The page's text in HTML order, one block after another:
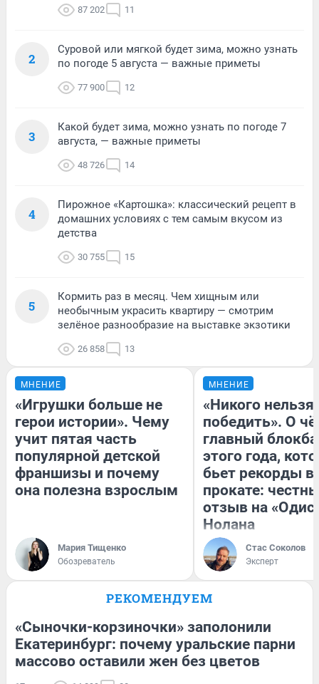
87 202 11
2
Суровой или мягкой будет зима, можно узнать
по погоде 5 августа — важные приметы
77 900 12
3
Какой будет зима, можно узнать по погоде 7
августа, — важные приметы
48 726 14
4
Пирожное «Картошка»: классический рецепт в
домашних условиях с тем самым вкусом из
детства
30 755 15
5
Кормить раз в месяц. Чем хищным или
необычным украсить квартиру — смотрим
зелёное разнообразие на выставке экзотики
26 858 13
МНЕНИЕ
«Игрушки больше не
герои истории». Чему
учит пятая часть
популярной детской
франшизы и почему
она полезна взрослым
Мария Тищенко
Обозреватель
МНЕНИЕ
«Никого нельзя
победить». О
главный
этого года,
бьет рекорды в
прокате:
отзыв на
Нолана
Стас Соколов
Эксперт
РЕКОМЕНДУЕМ
«Сыночки-корзиночки» заполонили
Екатеринбург: почему уральские парни
массово оставили жен без цветов